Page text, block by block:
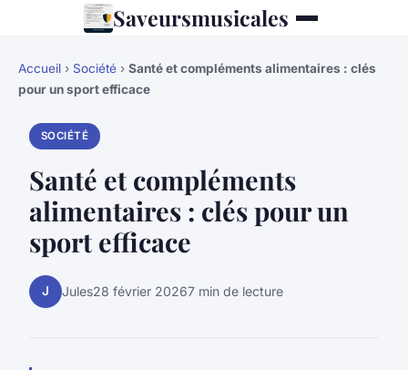
Saveursmusicales
Accueil › Société › Santé et compléments alimentaires : clés
pour un sport efficace
SOCIÉTÉ
Santé et compléments
alimentaires : clés pour un
sport efficace
J Jules28 février 20267 min de lecture